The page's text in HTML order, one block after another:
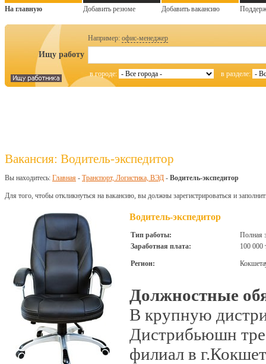
На главную Добавить резюме Добавить вакансию
Например: офис-менеджер
Ищу работу
в городе: в разделе:
Вакансия: Водитель-экспедитор
Вы находитесь: Главная - Транспорт, Логистика, ВЭД - Водитель-экспедитор
Для того, чтобы откликнуться на вакансию, вы должны зарегистрироваться и
Водитель-экспедитор
Тип работы:
Полная
Заработная плата:
100 000
Регион:
Должностные
В крупную
Дистрибьюшн
филиал в